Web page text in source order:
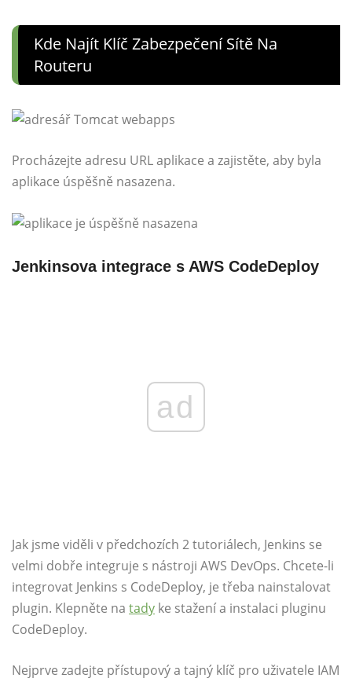
Kde Najít Klíč Zabezpečení Sítě Na
Routeru
Procházejte adresu URL aplikace a zajistěte, aby byla
aplikace úspěšně nasazena.
Jenkinsova integrace s AWS CodeDeploy
ad
Jak jsme viděli v předchozích 2 tutoriálech, Jenkins se
velmi dobře integruje s nástroji AWS DevOps. Chcete-li
integrovat Jenkins s CodeDeploy, je třeba nainstalovat
plugin. Klepněte na tady ke stažení a instalaci pluginu
CodeDeploy.
Nejprve zadejte přístupový a tajný klíč pro uživatele IAM